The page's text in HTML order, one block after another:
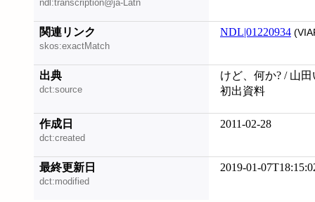
ndl:transcription@ja-Latn
関連リンク
skos:exactMatch
NDL|01220934
出典
dct:source
けど、何か? / 山
初出資料
作成日
dct:created
2011-02-28
最終更新日
dct:modified
2019-01-